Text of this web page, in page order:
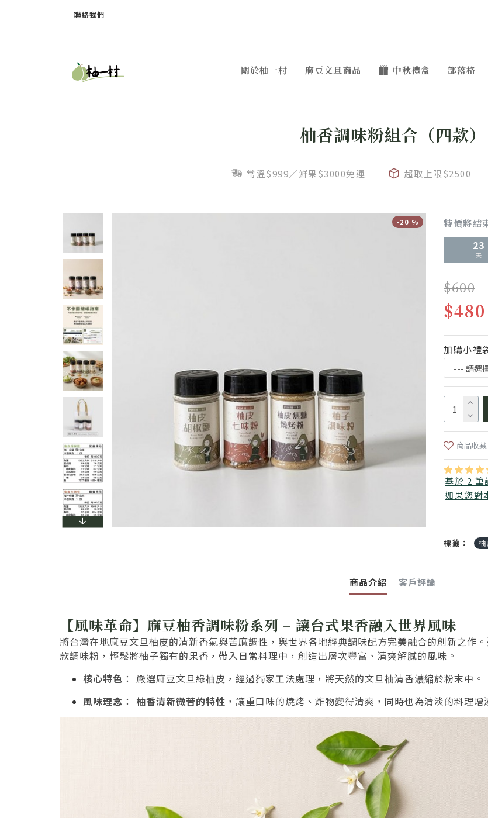
聯絡我們
關於柚一村 麻豆文旦商品 中秋禮盒 部落格
柚香調味粉組合（四款）
常溫$999／鮮果$3000免運 超取上限$2500
-20 %
基於 2 筆
如果您對
特價將結
23
天
$480
$600
加購小禮
商品收藏
標籤：
商品介紹 客戶評論
【風味革命】麻豆柚香調味粉系列 – 讓台式果香融入世界風味
將台灣在地麻豆文旦柚皮的清新香氣與苦麻調性，與世界各地經典調味配方完美融合的創新之作
款調味粉，輕鬆將柚子獨有的果香，帶入日常料理中，創造出層次豐富、清爽解膩的風味。
核心特色 ： 嚴選麻豆文旦綠柚皮，經過獨家工法處理，將天然的文旦柚清香濃縮於粉末中。
風味理念 ： 柚香清新微苦的特性 ，讓重口味的燒烤、炸物變得清爽，同時也為清淡的料理增